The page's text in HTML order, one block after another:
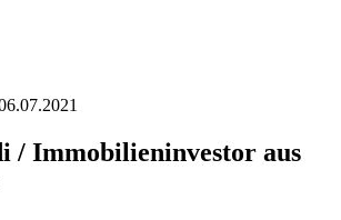
/ Immobilieninvestor aus